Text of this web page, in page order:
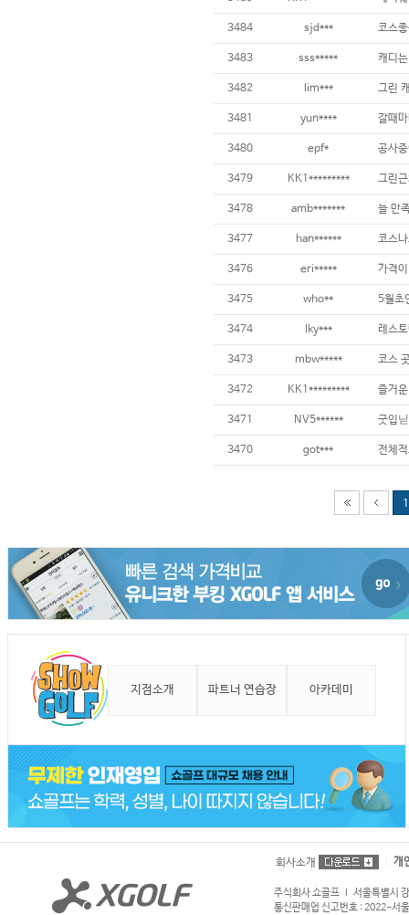
3484 sjd*** 코스
3483 sss*****
3482 lim***
3481 yun****
3480 epf*
3479 KK1*********
3478 amb******* 늘 만
3477 han******
3476 eri***** 가격
3475 who**
3474 lky***
3473 mbw*****
3472 KK1*********
3471 NV5****** 굿입
3470 got*** 전체
1
지점소개 파트너 연습장 아카데미
회사소개 개
주식회사 쇼골프 l 서울특별시
통신판매업 신고번호 : 2022-